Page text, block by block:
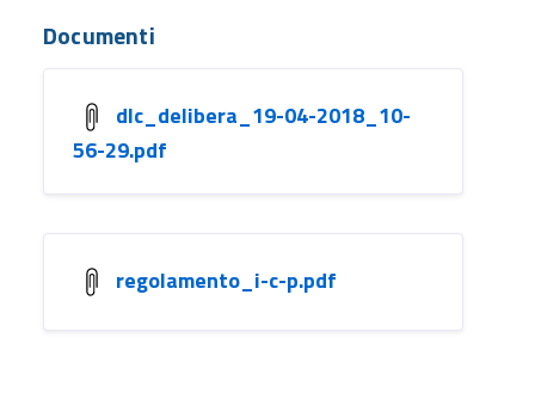
Documenti
dlc_delibera_19-04-2018_10-
56-29.pdf
regolamento_i-c-p.pdf